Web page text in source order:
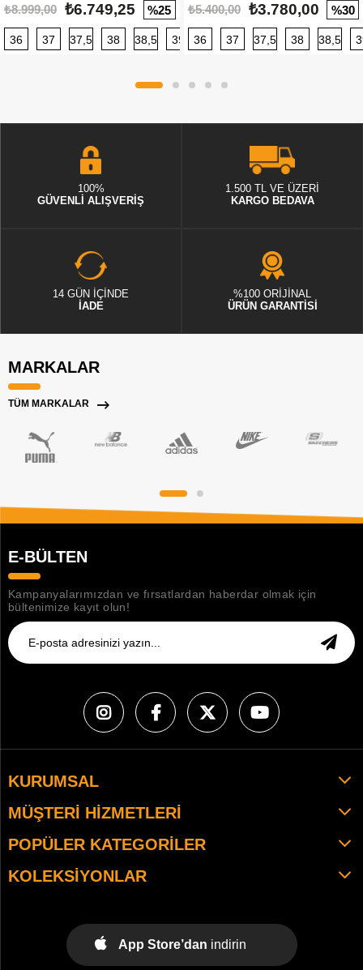
₺8.999,00 ₺6.749,25 %25
36 37 37,5 38 38,5 39 40 40,5 41 42 42,5
₺5.400,00 ₺3.780,00 %30
36 37 37,5 38 38,5
100%
GÜVENLİ ALIŞVERİŞ
1.500 TL VE ÜZERİ
KARGO BEDAVA
14 GÜN İÇİNDE
İADE
%100 ORİJİNAL
ÜRÜN GARANTİSİ
MARKALAR
TÜM MARKALAR
E-BÜLTEN
Kampanyalarımızdan ve fırsatlardan haberdar olmak için
bültenimize kayıt olun!
KURUMSAL
MÜŞTERI HIZMETLERI
POPÜLER KATEGORILER
KOLEKSIYONLAR
App Store’dan indirin